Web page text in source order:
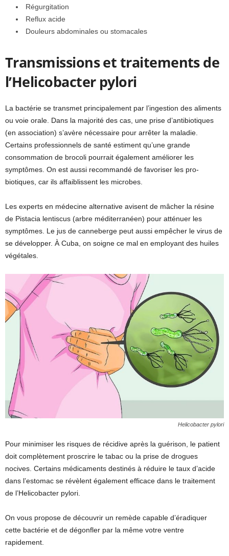
Régurgitation
Reflux acide
Douleurs abdominales ou stomacales
Transmissions et traitements de
l’Helicobacter pylori
La bactérie se transmet principalement par l’ingestion des aliments
ou voie orale. Dans la majorité des cas, une prise d’antibiotiques
(en association) s’avère nécessaire pour arrêter la maladie.
Certains professionnels de santé estiment qu’une grande
consommation de brocoli pourrait également améliorer les
symptômes. On est aussi recommandé de favoriser les pro-
biotiques, car ils affaiblissent les microbes.
Les experts en médecine alternative avisent de mâcher la résine
de Pistacia lentiscus (arbre méditerranéen) pour atténuer les
symptômes. Le jus de canneberge peut aussi empêcher le virus de
se développer. À Cuba, on soigne ce mal en employant des huiles
végétales.
Helicobacter pylori
Pour minimiser les risques de récidive après la guérison, le patient
doit complètement proscrire le tabac ou la prise de drogues
nocives. Certains médicaments destinés à réduire le taux d’acide
dans l’estomac se révèlent également efficace dans le traitement
de l’Helicobacter pylori.
On vous propose de découvrir un remède capable d’éradiquer
cette bactérie et de dégonfler par la même votre ventre
rapidement.